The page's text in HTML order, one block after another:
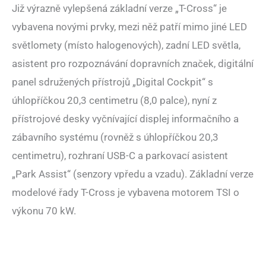
Již výrazně vylepšená základní verze „T-Cross“ je
vybavena novými prvky, mezi něž patří mimo jiné LED
světlomety (místo halogenových), zadní LED světla,
asistent pro rozpoznávání dopravních značek, digitální
panel sdružených přístrojů „Digital Cockpit“ s
úhlopříčkou 20,3 centimetru (8,0 palce), nyní z
přístrojové desky vyčnívající displej informačního a
zábavního systému (rovněž s úhlopříčkou 20,3
centimetru), rozhraní USB-C a parkovací asistent
„Park Assist“ (senzory vpředu a vzadu). Základní verze
modelové řady T-Cross je vybavena motorem TSI o
výkonu 70 kW.